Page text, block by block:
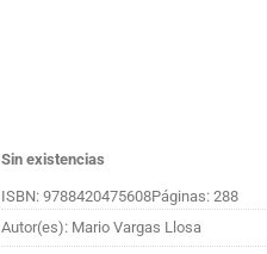
Sin existencias
ISBN: 9788420475608Páginas: 288
Autor(es): Mario Vargas Llosa